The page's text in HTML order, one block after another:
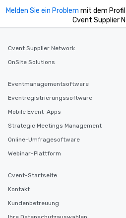
Melden Sie ein Problem mit dem
Cvent Supplier
Cvent Supplier Network
OnSite Solutions
Eventmanagementsoftware
Eventregistrierungssoftware
Mobile Event-Apps
Strategic Meetings Management
Online-Umfragesoftware
Webinar-Plattform
Cvent-Startseite
Kontakt
Kundenbetreuung